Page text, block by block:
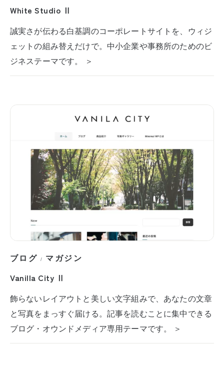
White Studio Ⅱ
誠実さが伝わる白基調のコーポレートサイトを、ウィジ
ェットの組み替えだけで。中小企業や事務所のためのビ
ジネステーマです。 ＞
ブログ / マガジン
Vanilla City Ⅱ
飾らないレイアウトと美しい文字組みで、あなたの文章
と写真をまっすぐ届ける。記事を読むことに集中できる
ブログ・オウンドメディア専用テーマです。 ＞